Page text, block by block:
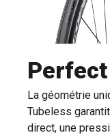
La géométrie
Tubeless
direct, une